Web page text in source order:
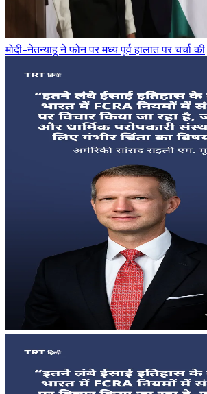
मोदी-नेतन्याहू ने फोन पर मध्य पूर्व हालात पर चर्चा की